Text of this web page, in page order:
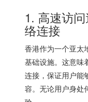
1. 高速访
络连接
香港作为一个亚太
基础设施。这意味
连接，保证用户能
容。无论用户身处